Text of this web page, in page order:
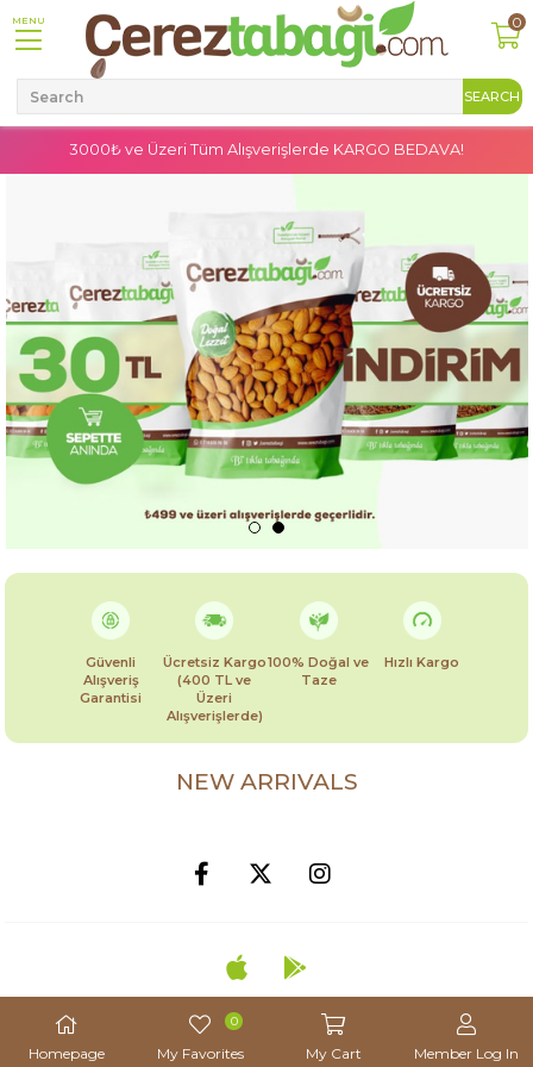
MENU 0
3000₺ ve Üzeri Tüm Alışverişlerde KARGO BEDAVA!
Güvenli
Alışveriş
Garantisi
Ücretsiz Kargo
(400 TL ve
Üzeri
Alışverişlerde)
100% Doğal ve
Taze
Hızlı Kargo
NEW ARRIVALS
Homepage My Favorites
0
My Cart Member Log In